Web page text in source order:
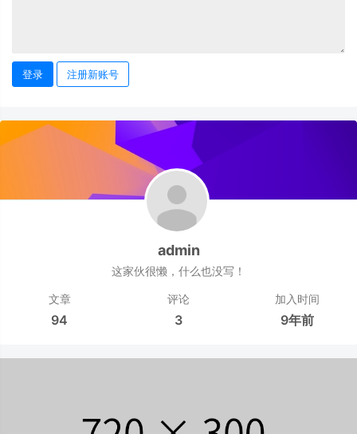
登录 注册新账号
admin
这家伙很懒，什么也没写！
文章
94
评论
3
加入时间
9年前